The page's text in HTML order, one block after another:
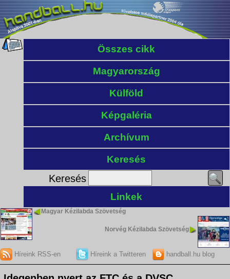
Összes cikk
Magyarország
Külföld
Képgaléria
Archívum
Keresés
Keresés
Linkek
Magyar Kézilabda Szövetség
Norvég Kézilabda Szövetség
Híreink RSS-en Híreink a Twitteren handball.hu blog